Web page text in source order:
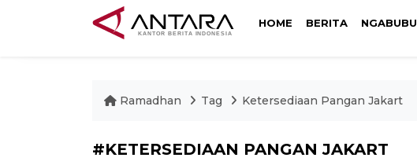
HOME BERITA
Ramadhan Tag Ketersediaan Pangan Jakart
#KETERSEDIAAN PANGAN JAKART